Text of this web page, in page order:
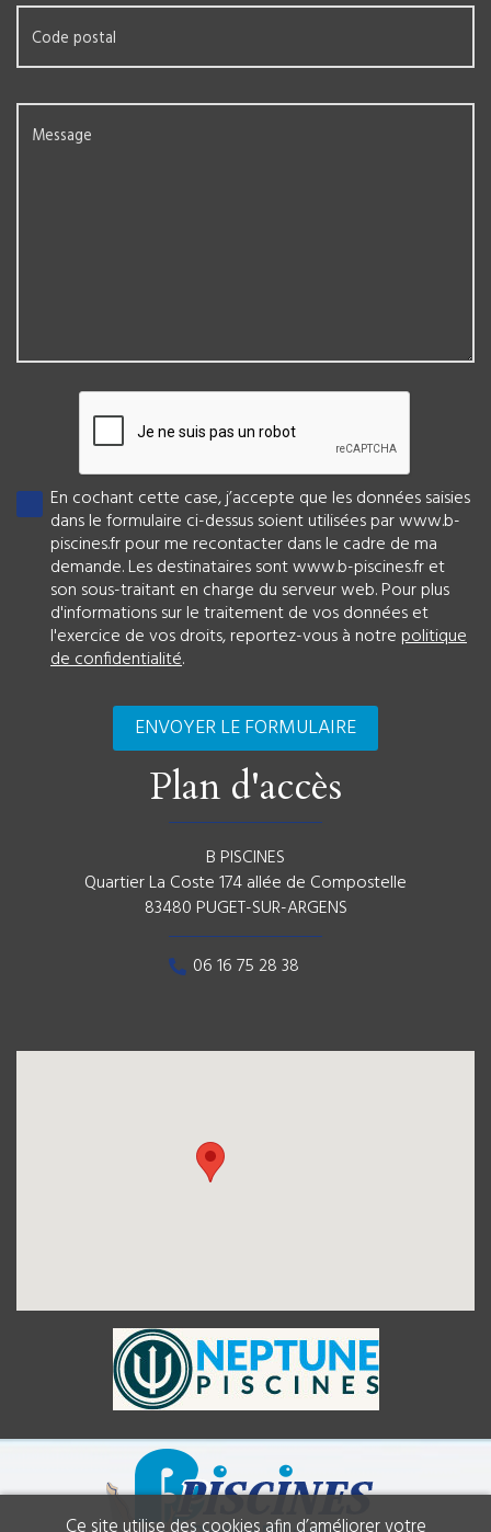
Code postal
Message
En cochant cette case, j’accepte que les données saisies
dans le formulaire ci-dessus soient utilisées par www.b-
piscines.fr pour me recontacter dans le cadre de ma
demande. Les destinataires sont www.b-piscines.fr et
son sous-traitant en charge du serveur web. Pour plus
d'informations sur le traitement de vos données et
l'exercice de vos droits, reportez-vous à notre politique
de confidentialité.
Plan d'accès
B PISCINES
Quartier La Coste 174 allée de Compostelle
83480 PUGET-SUR-ARGENS
06 16 75 28 38